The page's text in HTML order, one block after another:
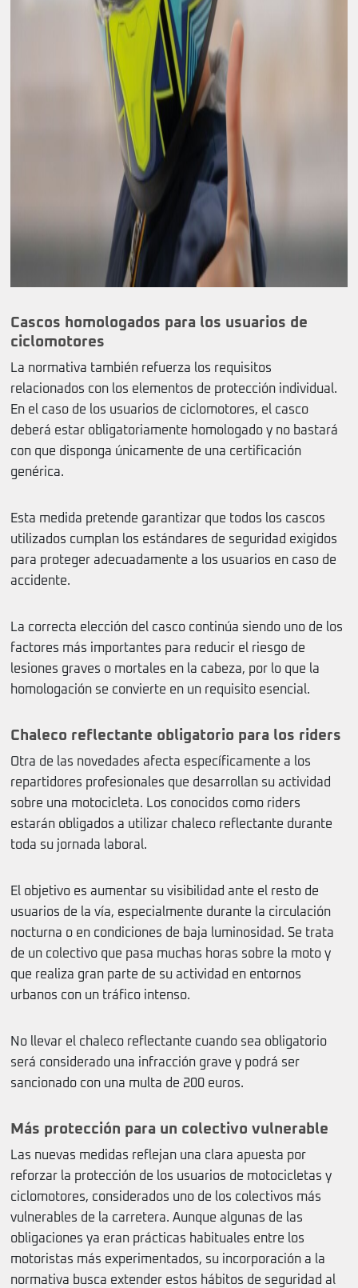
Cascos homologados para los usuarios de
ciclomotores
La normativa también refuerza los requisitos
relacionados con los elementos de protección individual.
En el caso de los usuarios de ciclomotores, el casco
deberá estar obligatoriamente homologado y no bastará
con que disponga únicamente de una certificación
genérica.
Esta medida pretende garantizar que todos los cascos
utilizados cumplan los estándares de seguridad exigidos
para proteger adecuadamente a los usuarios en caso de
accidente.
La correcta elección del casco continúa siendo uno de los
factores más importantes para reducir el riesgo de
lesiones graves o mortales en la cabeza, por lo que la
homologación se convierte en un requisito esencial.
Chaleco reflectante obligatorio para los riders
Otra de las novedades afecta específicamente a los
repartidores profesionales que desarrollan su actividad
sobre una motocicleta. Los conocidos como riders
estarán obligados a utilizar chaleco reflectante durante
toda su jornada laboral.
El objetivo es aumentar su visibilidad ante el resto de
usuarios de la vía, especialmente durante la circulación
nocturna o en condiciones de baja luminosidad. Se trata
de un colectivo que pasa muchas horas sobre la moto y
que realiza gran parte de su actividad en entornos
urbanos con un tráfico intenso.
No llevar el chaleco reflectante cuando sea obligatorio
será considerado una infracción grave y podrá ser
sancionado con una multa de 200 euros.
Más protección para un colectivo vulnerable
Las nuevas medidas reflejan una clara apuesta por
reforzar la protección de los usuarios de motocicletas y
ciclomotores, considerados uno de los colectivos más
vulnerables de la carretera. Aunque algunas de las
obligaciones ya eran prácticas habituales entre los
motoristas más experimentados, su incorporación a la
normativa busca extender estos hábitos de seguridad al